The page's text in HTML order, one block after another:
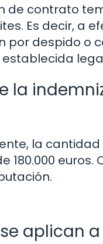
de contrato
Es decir, a
por despido o
la
la
180.000
aplican